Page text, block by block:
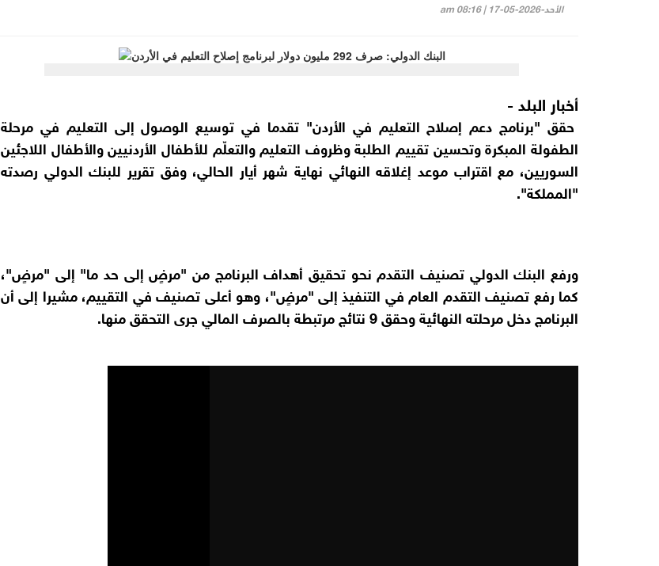
الأحد-2026-05-17 | 08:16 am
أخبار البلد -
حقق "برنامج دعم إصلاح التعليم في الأردن" تقدما في توسيع الوصول إلى التعليم في مرحلة
الطفولة المبكرة وتحسين تقييم الطلبة وظروف التعليم والتعلّم للأطفال الأردنيين والأطفال اللاجئين
السوريين، مع اقتراب موعد إغلاقه النهائي نهاية شهر أيار الحالي، وفق تقرير للبنك الدولي رصدته
"المملكة".
ورفع البنك الدولي تصنيف التقدم نحو تحقيق أهداف البرنامج من "مرضٍ إلى حد ما" إلى "مرضٍ"،
كما رفع تصنيف التقدم العام في التنفيذ إلى "مرضٍ"، وهو أعلى تصنيف في التقييم، مشيرا إلى أن
البرنامج دخل مرحلته النهائية وحقق 9 نتائج مرتبطة بالصرف المالي جرى التحقق منها.